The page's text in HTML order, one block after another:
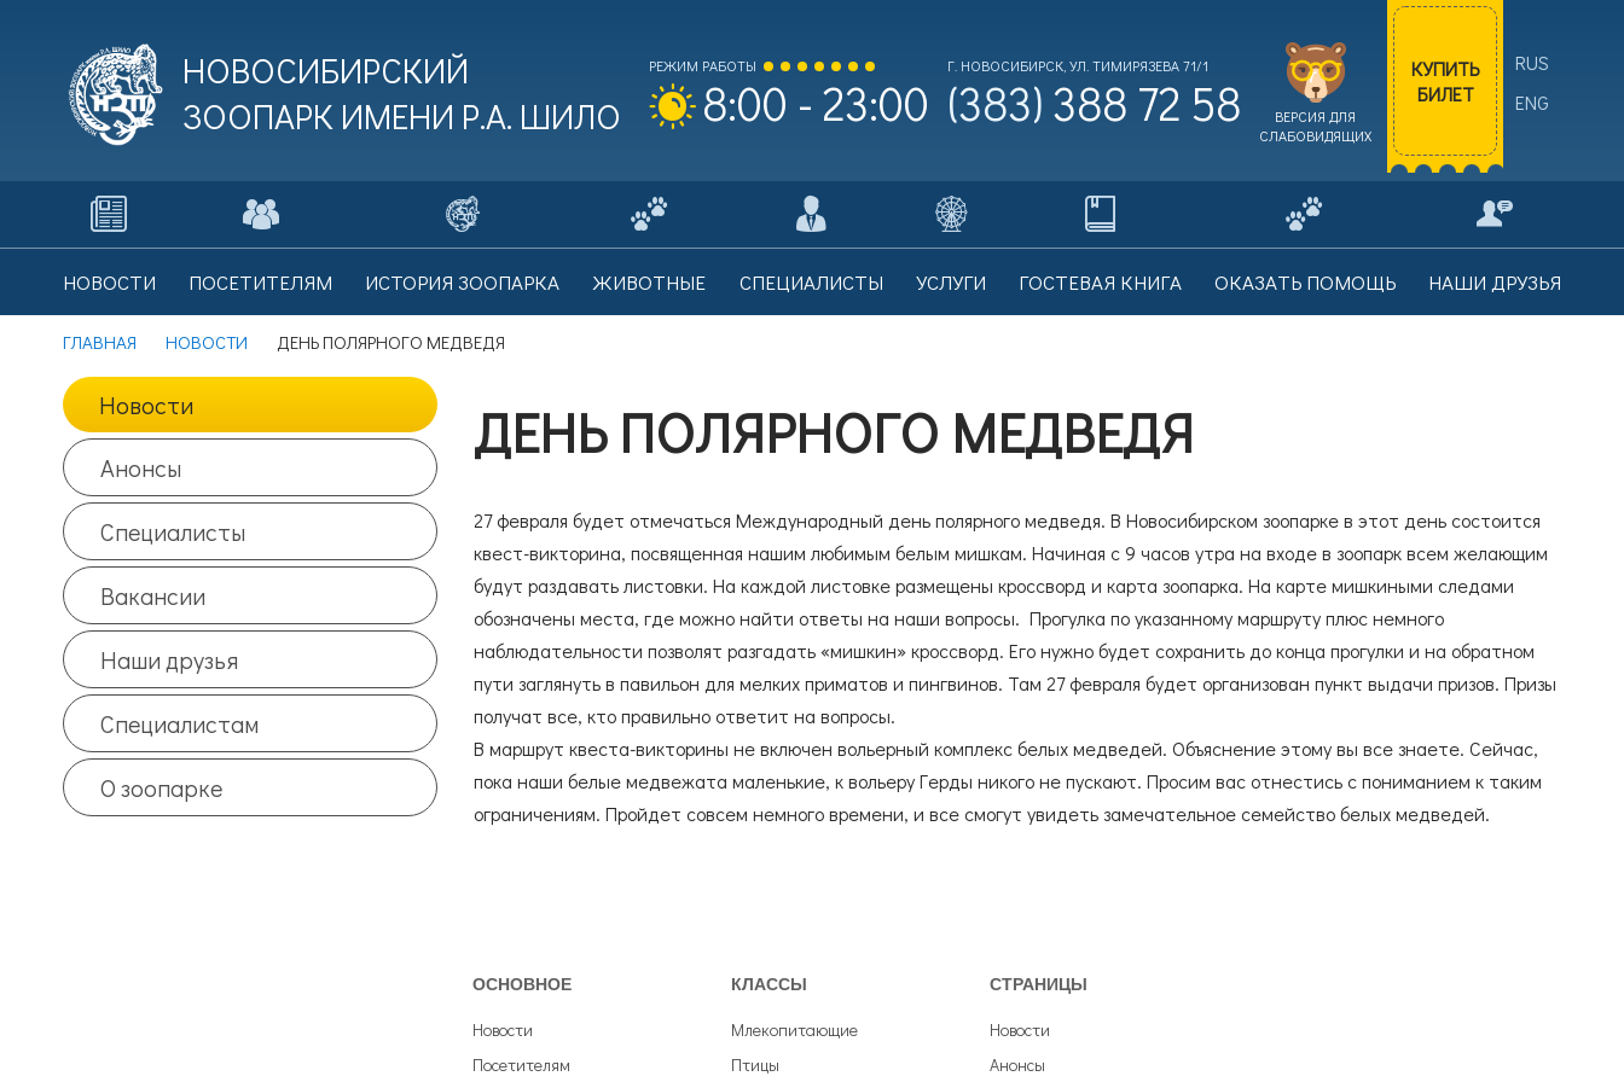
НОВОСИБИРСКИЙ
ЗООПАРК ИМЕНИ Р.А. ШИЛО
РЕЖИМ РАБОТЫ
8:00 - 23:00
Г. НОВОСИБИРСК, УЛ. ТИМИРЯЗЕВА 71/1
(383) 388 72 58
ВЕРСИЯ ДЛЯ
СЛАБОВИДЯЩИХ
RUS
ENG
КУПИТЬ
БИЛЕТ
Цена билета: 700 рублей.
Входной билет Льготный 0
Цена билета: 350 рублей.
Согласие на обработкуперсональных данных
Согласие справилами поведения в зоопарке
Согласие справилами покупки электронных билетов
НОВОСТИ ПОСЕТИТЕЛЯМ ИСТОРИЯ ЗООПАРКА ЖИВОТНЫЕ СПЕЦИАЛИСТЫ УСЛУГИ ГОСТЕВАЯ КНИГА ОКАЗАТЬ ПОМОЩЬ НАШИ ДРУЗЬЯ
ГЛАВНАЯ НОВОСТИ ДЕНЬ ПОЛЯРНОГО МЕДВЕДЯ
Новости
Анонсы
Специалисты
Вакансии
Наши друзья
Специалистам
О зоопарке
ДЕНЬ ПОЛЯРНОГО МЕДВЕДЯ
27 февраля будет отмечаться Международный день полярного медведя. В Новосибирском зоопарке в этот день состоится
квест-викторина, посвященная нашим любимым белым мишкам. Начиная с 9 часов утра на входе в зоопарк всем желающим
будут раздавать листовки. На каждой листовке размещены кроссворд и карта зоопарка. На карте мишкиными следами
обозначены места, где можно найти ответы на наши вопросы. Прогулка по указанному маршруту плюс немного
наблюдательности позволят разгадать «мишкин» кроссворд. Его нужно будет сохранить до конца прогулки и на обратном
пути заглянуть в павильон для мелких приматов и пингвинов. Там 27 февраля будет организован пункт выдачи призов. Призы
получат все, кто правильно ответит на вопросы.
В маршрут квеста-викторины не включен вольерный комплекс белых медведей. Объяснение этому вы все знаете. Сейчас,
пока наши белые медвежата маленькие, к вольеру Герды никого не пускают. Просим вас отнестись с пониманием к таким
ограничениям. Пройдет совсем немного времени, и все смогут увидеть замечательное семейство белых медведей.
ОСНОВНОЕ
Новости
Посетителям
КЛАССЫ
Млекопитающие
Птицы
СТРАНИЦЫ
Новости
Анонсы